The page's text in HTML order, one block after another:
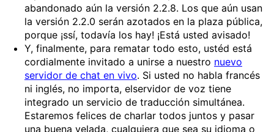
abandonado aún la versión 2.2.8. Los que aún usan
la versión 2.2.0 serán azotados en la plaza pública,
porque ¡ssí, todavía los hay! ¡Está usted avisado!
Y, finalmente, para rematar todo esto, ustéd está
cordialmente invitado a unirse a nuestro nuevo
servidor de chat en vivo. Si usted no habla francés
ni inglés, no importa, elservidor de voz tiene
integrado un servicio de traducción simultánea.
Estaremos felices de charlar todos juntos y pasar
una buena velada, cualquiera que sea su idioma o